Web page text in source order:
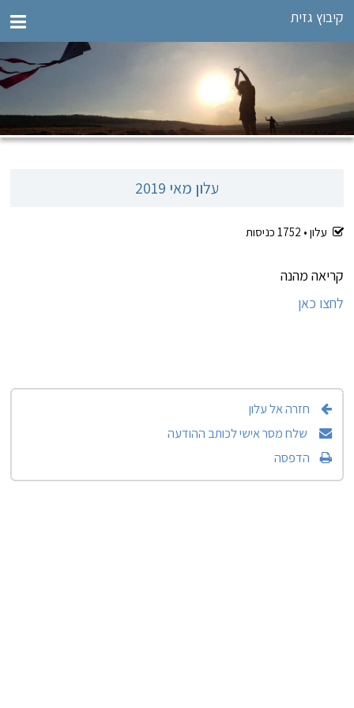
קיבוץ גזית
עלון מאי 2019
עלון • 1752 כניסות
קריאה מהנה
לחצו כאן
חזרה אל עלון
שלח מסר אישי לכותב ההודעה
הדפסה